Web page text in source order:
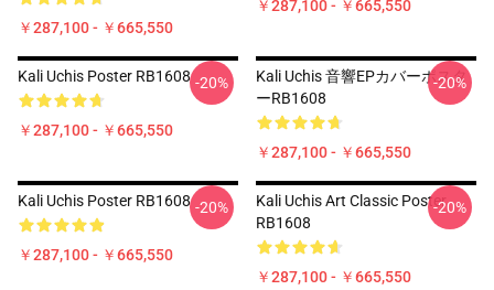
￥287,100 - ￥665,550
￥287,100 - ￥665,550
Kali Uchis Poster RB1608
￥287,100 - ￥665,550
-20%
Kali Uchis 音響EPカバーポスタ
ーRB1608
￥287,100 - ￥665,550
-20%
Kali Uchis Poster RB1608
￥287,100 - ￥665,550
-20%
Kali Uchis Art Classic Poster
RB1608
￥287,100 - ￥665,550
-20%